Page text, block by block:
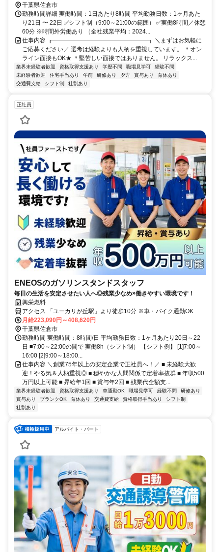
千葉県佐倉市
勤務時間詳細 実働時間：1日あたり8時間 平均勤務日数：1ヶ月あた
り21日 〜 22日 ✅シフト制（9:00～21:00の範囲） ✅実働8時間／休憩
60分 ※時間外労働あり （全社残業平均：2024...
仕事内容 ┏━━━━━━━━━━━━━━━━┓ ＼まずはお気軽に
ご応募ください／ 選考は経験よりも人柄を重視しています。 ＊オン
ライン面接もOK★ ＊堅苦しい面接ではありません。 リラックス...
業界未経験者歓迎 資格取得支援あり 学歴不問 職場見学可
経験不問
未経験者歓迎
住宅手当あり 午前 研修あり 夕方 賞与あり
育休あり
交通費支給
シフト制 社割あり
正社員
ENEOSのガソリンスタンドスタッフ
毎日の生活を安定させたい人へ◎残業少なめ×働きやすい環境です！
興栄燃料
アクセス 「ユーカリが丘駅」より徒歩10分 ※車・バイク通勤OK
月給223,090円～408,620円
千葉県佐倉市
勤務時間 実働時間：8時間/日 平均勤務日数：1ヶ月あたり20日～22
日 ■7:00～22:00の間で 実働8h（シフト制） 【シフト例】 [1]7:00～
16:00 [2]9:00～18:00...
仕事内容 ＼創業75年以上の安定企業で正社員へ！／ ■ 未経験大歓
迎！やる気＆人柄重視◎ ■ 穏やかな人間関係で定着率抜群 ■ 年収500
万円以上可能 ■ 昇給年1回 ■ 賞与年2回 ■ 残業代全額支...
業界未経験者歓迎 資格取得支援あり 車通勤OK 職場見学可 経験不問
研修あり
賞与あり
ブランクOK 育休あり 交通費支給 資格取得手当あり
シフト制
社割あり
アルバイト・パート